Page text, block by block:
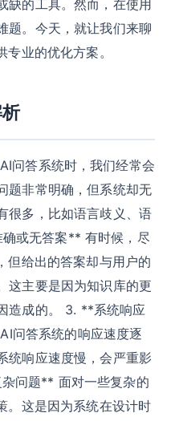
缺的工具。然而，在使用
题。今天，就让我们来聊
业的优化方案。
问答系统时，我们经常会
题非常明确，但系统却无
很多，比如语言歧义、语
或无答案** 有时候，尽
但给出的答案却与用户的
这主要是因为知识库的更
造成的。 3. **系统响应
问答系统的响应速度逐
统响应速度慢，会严重影
问题** 面对一些复杂的
。这是因为系统在设计时